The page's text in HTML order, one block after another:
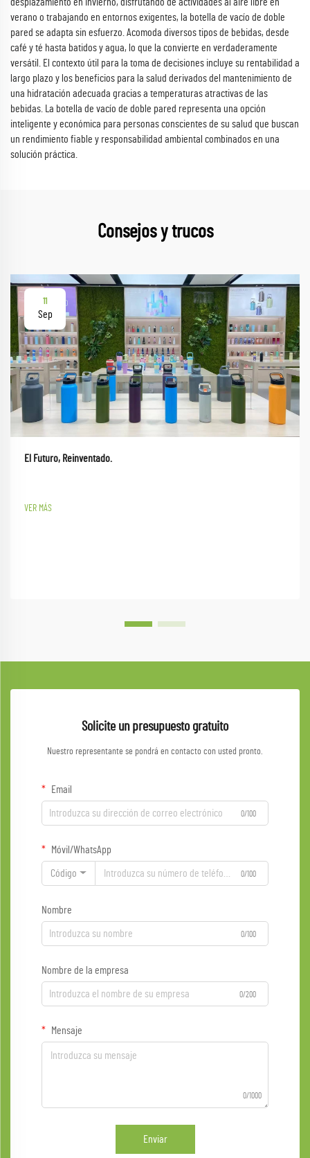
verano o trabajando en entornos exigentes, la botella de vacío de doble
pared se adapta sin esfuerzo. Acomoda diversos tipos de bebidas, desde
café y té hasta batidos y agua, lo que la convierte en verdaderamente
versátil. El contexto útil para la toma de decisiones incluye su rentabilidad a
largo plazo y los beneficios para la salud derivados del mantenimiento de
una hidratación adecuada gracias a temperaturas atractivas de las
bebidas. La botella de vacío de doble pared representa una opción
inteligente y económica para personas conscientes de su salud que buscan
un rendimiento fiable y responsabilidad ambiental combinados en una
solución práctica.
Consejos y trucos
11
Sep
El Futuro, Reinventado.
VER MÁS
Solicite un presupuesto gratuito
Nuestro representante se pondrá en contacto con usted pronto.
Email
0/100
Móvil/WhatsApp
Código 0/100
Nombre
0/100
Nombre de la empresa
0/200
Mensaje
0/1000
Enviar